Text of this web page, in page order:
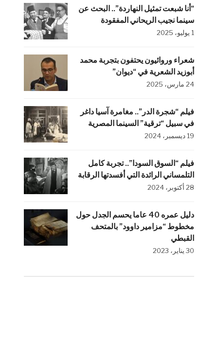
“أنا شبعت تمثيل النهاردة”.. البحث عن
سينما نجيب الريحاني المفقودة
1 يوليو، 2025
شعراء وروائيون يحتفون بتجربة محمد
أبوزيد الشعرية في “ديوان”
24 مارس، 2025
فيلم “شجرة الدر”.. مغامرة آسيا داغر
في سبيل “ترقية” السينما المصرية
19 ديسمبر، 2024
فيلم “السوق السودا”.. تجربة كامل
التلمساني الرائدة التي أفسدتها الرقابة
28 أكتوبر، 2024
دليل عمره 40 عاما يحسم الجدل حول
مخطوط “مزامير داوود” بالمتحف
القبطي
30 يناير، 2023